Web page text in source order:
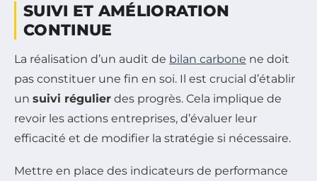
SUIVI ET AMÉLIORATION
CONTINUE
La réalisation d’un audit de bilan carbone ne doit
pas constituer une fin en soi. Il est crucial d’établir
un suivi régulier des progrès. Cela implique de
revoir les actions entreprises, d’évaluer leur
efficacité et de modifier la stratégie si nécessaire.
Mettre en place des indicateurs de performance